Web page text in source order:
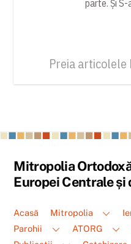
parte. Și
Preia articolele
Mitropolia
Europei Centrale și
Acasă Mitropolia
Parohii
ATORG